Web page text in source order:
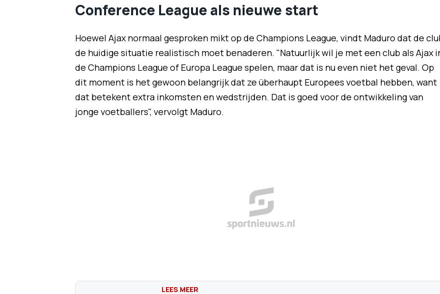
Conference League als nieuwe start
Hoewel Ajax normaal gesproken mikt op de Champions League, vindt Maduro dat de
de huidige situatie realistisch moet benaderen. "Natuurlijk wil je met een club als Ajax
de Champions League of Europa League spelen, maar dat is nu even niet het geval. Op
dit moment is het gewoon belangrijk dat ze überhaupt Europees voetbal hebben, want
dat betekent extra inkomsten en wedstrijden. Dat is goed voor de ontwikkeling van
jonge voetballers", vervolgt Maduro.